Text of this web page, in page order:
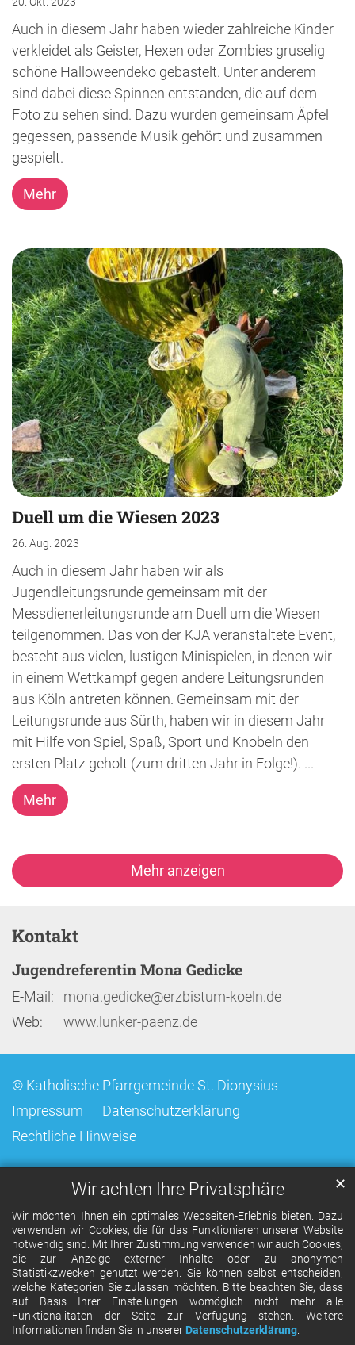
Wir achten Ihre Privatsphäre
Wir möchten Ihnen ein optimales Webseiten-Erlebnis bieten. Dazu
verwenden wir Cookies, die für das Funktionieren unserer Website
notwendig sind. Mit Ihrer Zustimmung verwenden wir auch Cookies,
die zur Anzeige externer Inhalte oder zu anonymen
Statistikzwecken genutzt werden. Sie können selbst entscheiden,
welche Kategorien Sie zulassen möchten. Bitte beachten Sie, dass
auf Basis Ihrer Einstellungen womöglich nicht mehr alle
Funktionalitäten der Seite zur Verfügung stehen. Weitere
Informationen finden Sie in unserer Datenschutzerklärung.
✕
Auch in diesem Jahr haben wieder zahlreiche Kinder
verkleidet als Geister, Hexen oder Zombies gruselig
schöne Halloweendeko gebastelt. Unter anderem
sind dabei diese Spinnen entstanden, die auf dem
Foto zu sehen sind. Dazu wurden gemeinsam Äpfel
gegessen, passende Musik gehört und zusammen
gespielt.
Mehr
Duell um die Wiesen 2023
26. Aug. 2023
Auch in diesem Jahr haben wir als
Jugendleitungsrunde gemeinsam mit der
Messdienerleitungsrunde am Duell um die Wiesen
teilgenommen. Das von der KJA veranstaltete Event,
besteht aus vielen, lustigen Minispielen, in denen wir
in einem Wettkampf gegen andere Leitungsrunden
aus Köln antreten können. Gemeinsam mit der
Leitungsrunde aus Sürth, haben wir in diesem Jahr
mit Hilfe von Spiel, Spaß, Sport und Knobeln den
ersten Platz geholt (zum dritten Jahr in Folge!). ...
Mehr
Mehr anzeigen
Kontakt
Jugendreferentin Mona Gedicke
E-Mail:
mona.gedicke@erzbistum-koeln.de
Web:
www.lunker-paenz.de
© Katholische Pfarrgemeinde St. Dionysius
Impressum
Datenschutzerklärung
Rechtliche Hinweise